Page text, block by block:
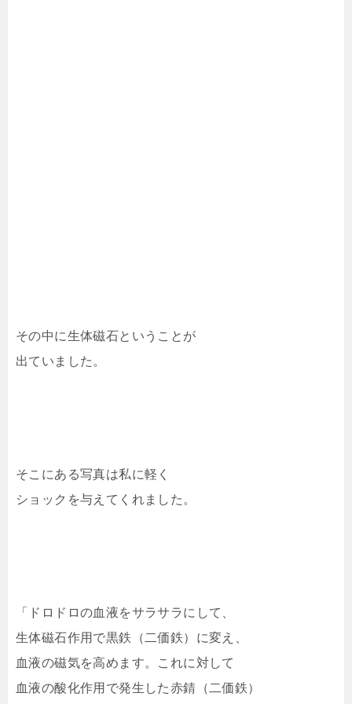
その中に生体磁石ということが
出ていました。
そこにある写真は私に軽く
ショックを与えてくれました。
「ドロドロの血液をサラサラにして、
生体磁石作用で黒鉄（二価鉄）に変え、
血液の磁気を高めます。これに対して
血液の酸化作用で発生した赤錆（二価鉄）